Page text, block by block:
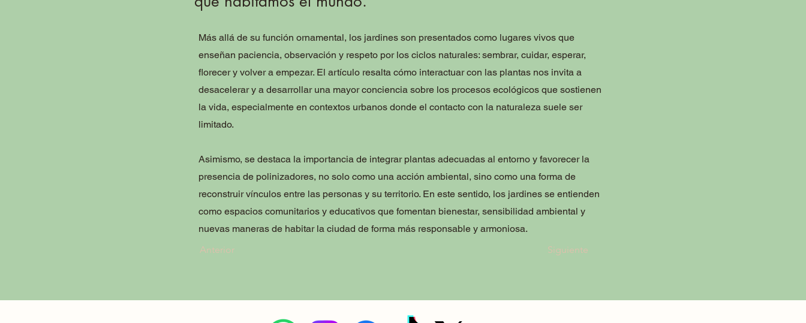
Más allá de su función ornamental, los jardines son presentados como lugares vivos que
enseñan paciencia, observación y respeto por los ciclos naturales: sembrar, cuidar, esperar,
florecer y volver a empezar. El artículo resalta cómo interactuar con las plantas nos invita a
desacelerar y a desarrollar una mayor conciencia sobre los procesos ecológicos que sostienen
la vida, especialmente en contextos urbanos donde el contacto con la naturaleza suele ser
limitado.
Asimismo, se destaca la importancia de integrar plantas adecuadas al entorno y favorecer la
presencia de polinizadores, no solo como una acción ambiental, sino como una forma de
reconstruir vínculos entre las personas y su territorio. En este sentido, los jardines se entienden
como espacios comunitarios y educativos que fomentan bienestar, sensibilidad ambiental y
nuevas maneras de habitar la ciudad de forma más responsable y armoniosa.
Anterior
Siguiente